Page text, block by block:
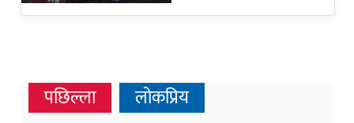
पछिल्ला लोकप्रिय